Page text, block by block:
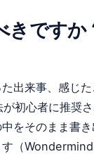
きですか
出来事、感じ
初心者に推奨
をそのまま書
す（